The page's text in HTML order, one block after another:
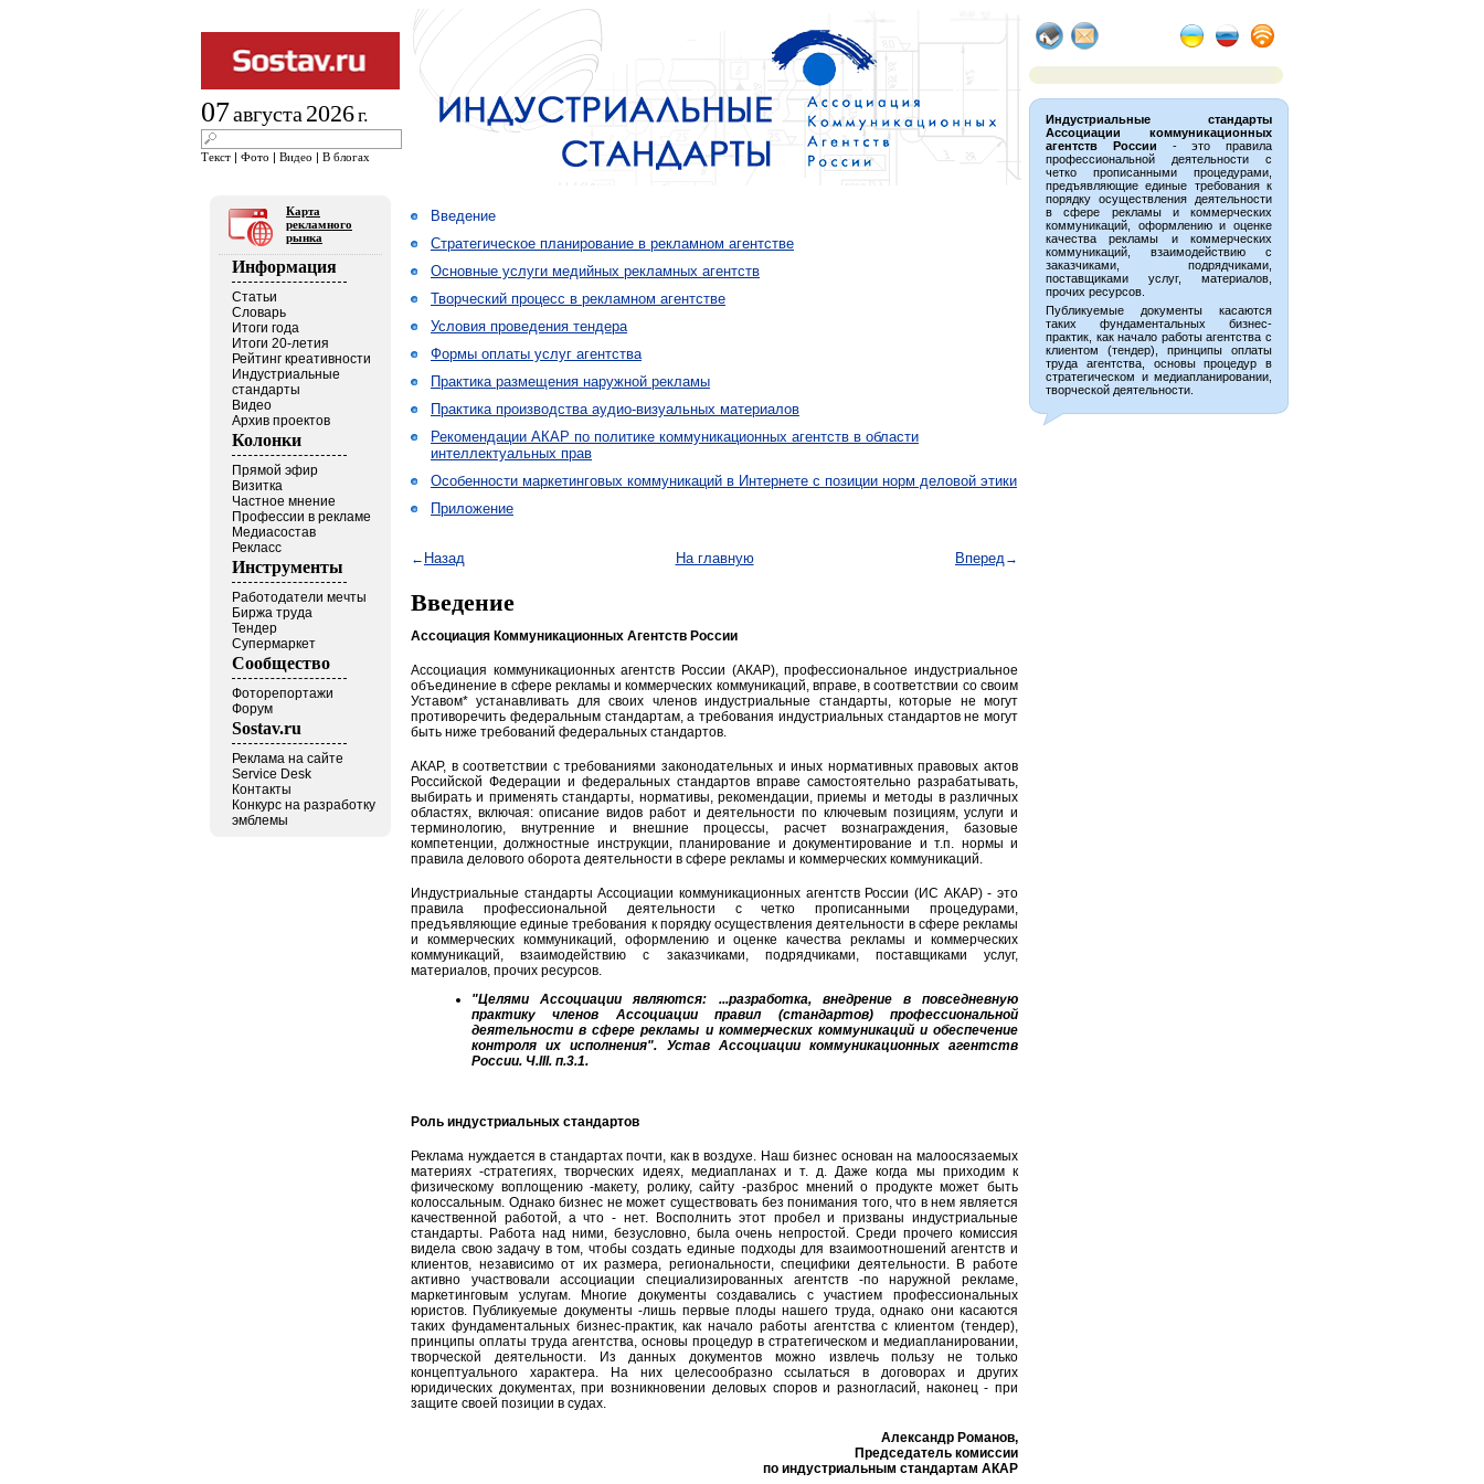
07августа 2026г.
Текст | Фото | Видео | В блогах
Карта
рекламного
рынка
Информация
Статьи
Словарь
Итоги года
Итоги 20-летия
Рейтинг креативности
Индустриальные
стандарты
Видео
Архив проектов
Колонки
Прямой эфир
Визитка
Частное мнение
Профессии в рекламе
Медиасостав
Рекласс
Инструменты
Работодатели мечты
Биржа труда
Тендер
Супермаркет
Сообщество
Фоторепортажи
Форум
Sostav.ru
Реклама на сайте
Service Desk
Контакты
Конкурс на разработку
эмблемы
Введение
Стратегическое планирование в рекламном агентстве
Основные услуги медийных рекламных агентств
Творческий процесс в рекламном агентстве
Условия проведения тендера
Формы оплаты услуг агентства
Практика размещения наружной рекламы
Практика производства аудио-визуальных материалов
Рекомендации АКАР по политике коммуникационных агентств в области
интеллектуальных прав
Особенности маркетинговых коммуникаций в Интернете с позиции норм деловой этики
Приложение
← Назад На главную Вперед→
Введение
Ассоциация Коммуникационных Агентств России
Ассоциация коммуникационных агентств России (АКАР), профессиональное индустриальное
объединение в сфере рекламы и коммерческих коммуникаций, вправе, в соответствии со своим
Уставом* устанавливать для своих членов индустриальные стандарты, которые не могут
противоречить федеральным стандартам, а требования индустриальных стандартов не могут
быть ниже требований федеральных стандартов.
АКАР, в соответствии с требованиями законодательных и иных нормативных правовых актов
Российской Федерации и федеральных стандартов вправе самостоятельно разрабатывать,
выбирать и применять стандарты, нормативы, рекомендации, приемы и методы в различных
областях, включая: описание видов работ и деятельности по ключевым позициям, услуги и
терминологию, внутренние и внешние процессы, расчет вознаграждения, базовые
компетенции, должностные инструкции, планирование и документирование и т.п. нормы и
правила делового оборота деятельности в сфере рекламы и коммерческих коммуникаций.
Индустриальные стандарты Ассоциации коммуникационных агентств России (ИС АКАР) - это
правила профессиональной деятельности с четко прописанными процедурами,
предъявляющие единые требования к порядку осуществления деятельности в сфере рекламы
и коммерческих коммуникаций, оформлению и оценке качества рекламы и коммерческих
коммуникаций, взаимодействию с заказчиками, подрядчиками, поставщиками услуг,
материалов, прочих ресурсов.
"Целями Ассоциации являются: ...разработка, внедрение в повседневную
практику членов Ассоциации правил (стандартов) профессиональной
деятельности в сфере рекламы и коммерческих коммуникаций и обеспечение
контроля их исполнения". Устав Ассоциации коммуникационных агентств
России. Ч.III. п.3.1.
Роль индустриальных стандартов
Реклама нуждается в стандартах почти, как в воздухе. Наш бизнес основан на малоосязаемых
материях -стратегиях, творческих идеях, медиапланах и т. д. Даже когда мы приходим к
физическому воплощению -макету, ролику, сайту -разброс мнений о продукте может быть
колоссальным. Однако бизнес не может существовать без понимания того, что в нем является
качественной работой, а что - нет. Восполнить этот пробел и призваны индустриальные
стандарты. Работа над ними, безусловно, была очень непростой. Среди прочего комиссия
видела свою задачу в том, чтобы создать единые подходы для взаимоотношений агентств и
клиентов, независимо от их размера, региональности, специфики деятельности. В работе
активно участвовали ассоциации специализированных агентств -по наружной рекламе,
маркетинговым услугам. Многие документы создавались с участием профессиональных
юристов. Публикуемые документы -лишь первые плоды нашего труда, однако они касаются
таких фундаментальных бизнес-практик, как начало работы агентства с клиентом (тендер),
принципы оплаты труда агентства, основы процедур в стратегическом и медиапланировании,
творческой деятельности. Из данных документов можно извлечь пользу не только
концептуального характера. На них целесообразно ссылаться в договорах и других
юридических документах, при возникновении деловых споров и разногласий, наконец - при
защите своей позиции в судах.
Александр Романов,
Председатель комиссии
по индустриальным стандартам АКАР
Индустриальные стандарты
Ассоциации коммуникационных
агентств России - это правила
профессиональной деятельности с
четко прописанными процедурами,
предъявляющие единые требования к
порядку осуществления деятельности
в сфере рекламы и коммерческих
коммуникаций, оформлению и оценке
качества рекламы и коммерческих
коммуникаций, взаимодействию с
заказчиками, подрядчиками,
поставщиками услуг, материалов,
прочих ресурсов.
Публикуемые документы касаются
таких фундаментальных бизнес-
практик, как начало работы агентства с
клиентом (тендер), принципы оплаты
труда агентства, основы процедур в
стратегическом и медиапланировании,
творческой деятельности.